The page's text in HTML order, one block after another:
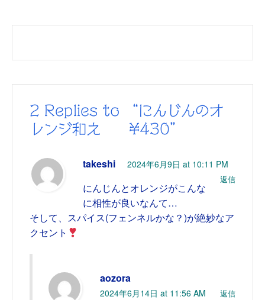
2 Replies to “にんじんのオ
レンジ和え ¥430”
takeshi 2024年6月9日 at 10:11 PM
返信
にんじんとオレンジがこんな
に相性が良いなんて…
そして、スパイス(フェンネルかな？)が絶妙なア
クセント
aozora
2024年6月14日 at 11:56 AM 返信